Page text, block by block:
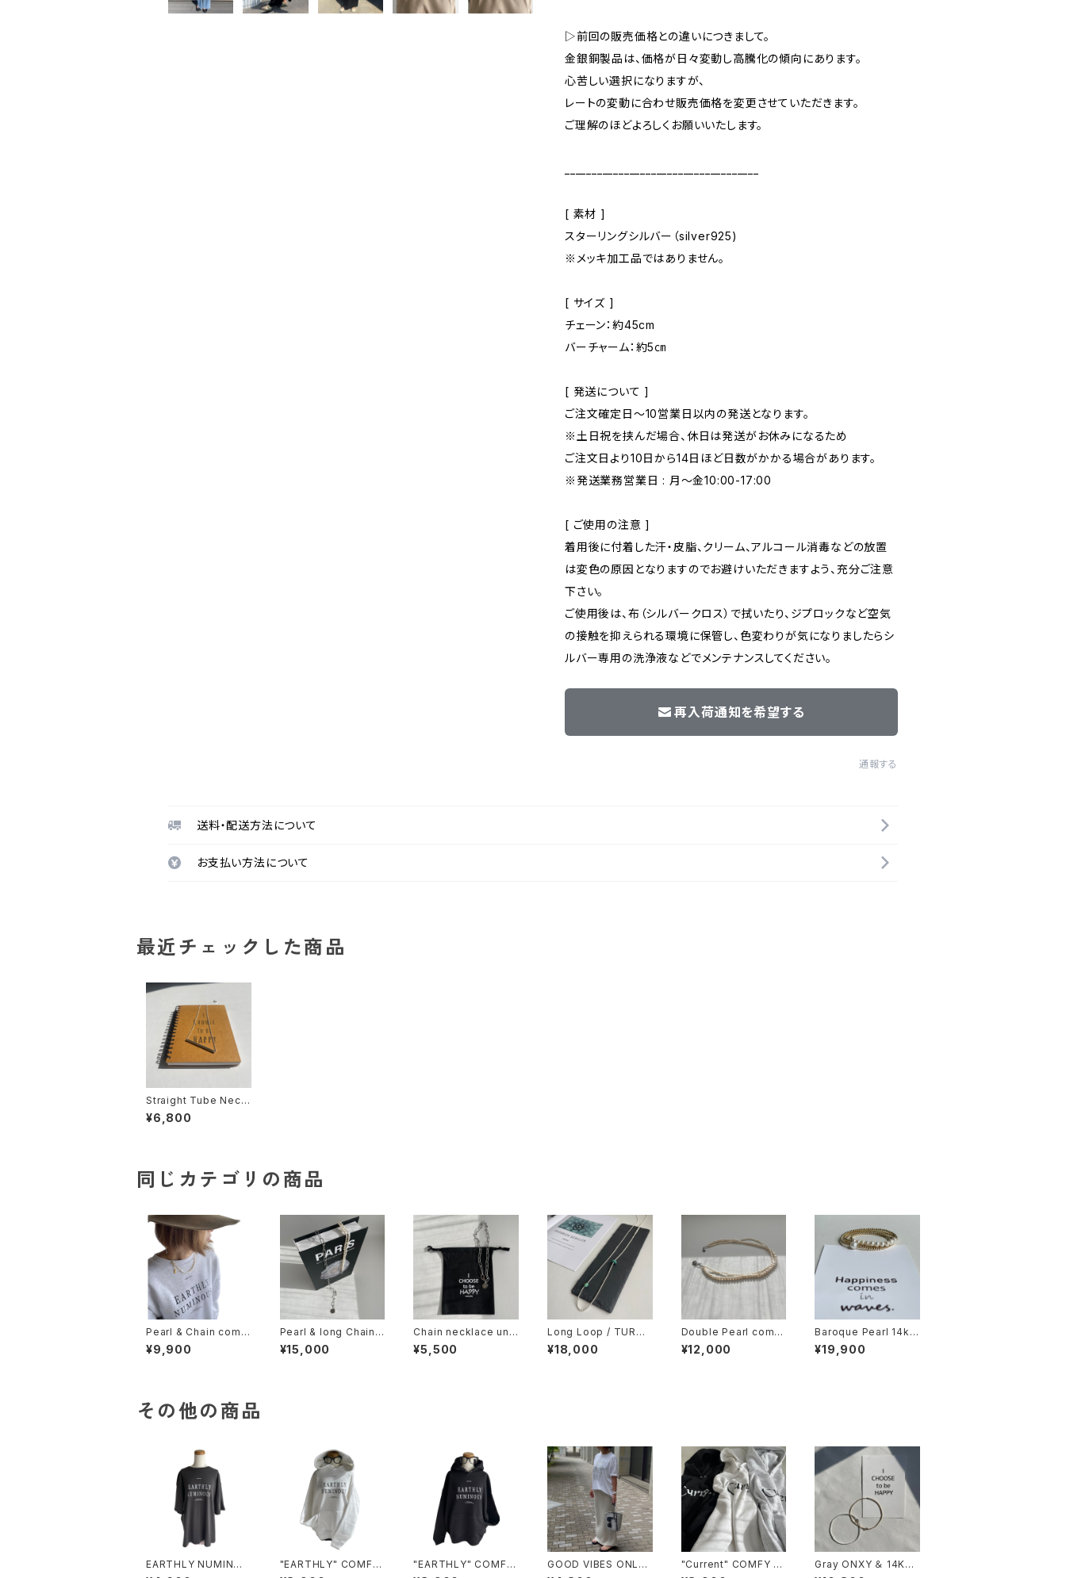
▷前回の販売価格との違いにつきまして。
金銀銅製品は、価格が日々変動し高騰化の傾向にあります。
心苦しい選択になりますが、
レートの変動に合わせ販売価格を変更させていただきます。
ご理解のほどよろしくお願いいたします。
[ 素材 ]
スターリングシルバー（silver925)
※メッキ加工品ではありません。
[ サイズ ]
チェーン：約45cm
バーチャーム：約5㎝
[ 発送について ]
ご注文確定日〜10営業日以内の発送となります。
※土日祝を挟んだ場合、休日は発送がお休みになるため
ご注文日より10日から14日ほど日数がかかる場合があります。
※発送業務営業日 : 月～金10:00-17:00
[ ご使用の注意 ]
着用後に付着した汗・皮脂、クリーム、アルコール消毒などの放置
は変色の原因となりますのでお避けいただきますよう、充分ご注意
下さい。
ご使用後は、布（シルバークロス）で拭いたり、ジプロックなど空気
の接触を抑えられる環境に保管し、色変わりが気になりましたらシ
ルバー専用の洗浄液などでメンテナンスしてください。
再入荷通知を希望する
通報する
送料・配送方法について
お支払い方法について
最近チェックした商品
Straight Tube Neckl
ace / sterling silver
/ ネックレス
¥6,800
同じカテゴリの商品
Pearl & Chain combi
nation necklace
¥9,900
Pearl & long Chain c
ombination necklac
e
¥15,000
Chain necklace une
ven charm / gold or
silver
¥5,500
Long Loop / TURQU
OISE / 3wayストレッ
チループアクセサリー
¥18,000
Double Pearl combi
nation necklace
¥12,000
Baroque Pearl 14kg
f Beads / 2wayストレ
ッチループ アクセサリー
¥19,900
その他の商品
EARTHLY NUMINOU
"EARTHLY" COMFY
"EARTHLY" COMFY
GOOD VIBES ONLY /
"Current" COMFY Bi
Gray ONXY ＆ 14KGF